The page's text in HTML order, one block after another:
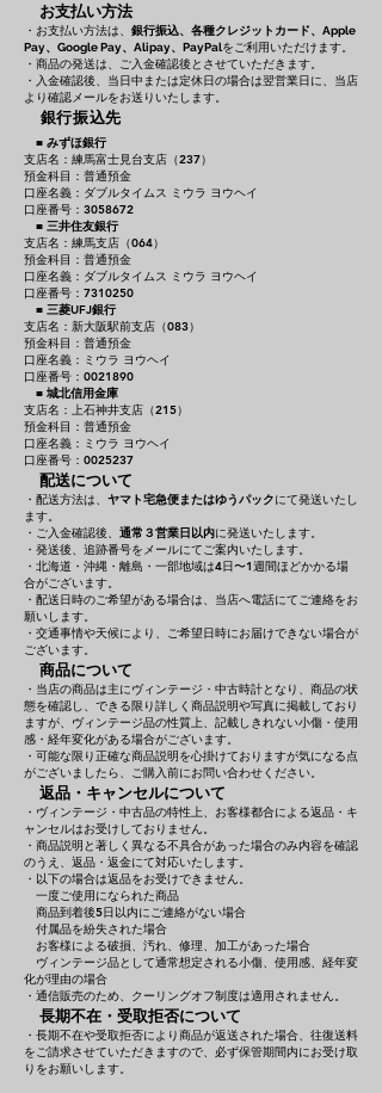
お支払い方法
・お支払い方法は、 銀行振込、各種クレジットカード、 Apple
Pay、Google Pay、Alipay、PayPalをご利用いただけます。
・商品の発送は、ご入金確認後とさせていただきます。
・入金確認後、当日中または定休日の場合は翌営業日に、当店
より確認メールをお送りいたします。
銀行振込先
■ みずほ銀行
支店名：練馬富士見台支店（237）
預金科目：普通預金
口座名義：ダブルタイムス ミウラ ヨウヘイ
口座番号：3058672
■ 三井住友銀行
支店名：練馬支店（064）
預金科目：普通預金
口座名義：ダブルタイムス ミウラ ヨウヘイ
口座番号：7310250
■ 三菱UFJ銀行
支店名：新大阪駅前支店（083）
預金科目：普通預金
口座名義：ミウラ ヨウヘイ
口座番号：0021890
■ 城北信用金庫
支店名：上石神井支店（215）
預金科目：普通預金
口座名義：ミウラ ヨウヘイ
口座番号：0025237
配送について
・配送方法は、 ヤマト宅急便またはゆうパックにて発送いたし
ます。
・ご入金確認後、 通常３営業日以内に発送いたします。
・発送後、追跡番号をメールにてご案内いたします。
・北海道・沖縄・離島・一部地域は4日〜1週間ほどかかる場
合がございます。
・配送日時のご希望がある場合は、当店へ電話にてご連絡をお
願いします。
・交通事情や天候により、ご希望日時にお届けできない場合が
ございます。
商品について
・当店の商品は主にヴィンテージ・中古時計となり、商品の状
態を確認し、できる限り詳しく商品説明や写真に掲載しており
ますが、ヴィンテージ品の性質上、記載しきれない小傷・使用
感・経年変化がある場合がございます。
・可能な限り正確な商品説明を心掛けておりますが気になる点
がございましたら、ご購入前にお問い合わせください。
返品・キャンセルについて
・ヴィンテージ・中古品の特性上、お客様都合による返品・キ
ャンセルはお受けしておりません。
・商品説明と著しく異なる不具合があった場合のみ内容を確認
のうえ、返品・返金にて対応いたします。
・以下の場合は返品をお受けできません。
一度ご使用になられた商品
商品到着後5日以内にご連絡がない場合
付属品を紛失された場合
お客様による破損、汚れ、修理、加工があった場合
ヴィンテージ品として通常想定される小傷、使用感、経年変
化が理由の場合
・通信販売のため、クーリングオフ制度は適用されません。
長期不在・受取拒否について
・長期不在や受取拒否により商品が返送された場合、往復送料
をご請求させていただきますので、必ず保管期間内にお受け取
りをお願いします。